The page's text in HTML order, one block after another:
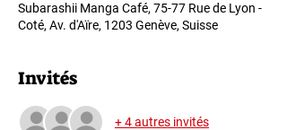
Subarashii Manga Café, 75-77 Rue de Lyon -
Coté, Av. d'Aïre, 1203 Genève, Suisse
Invités
+ 4 autres invités